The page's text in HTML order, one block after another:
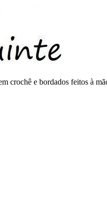
crochê e bordados feitos à